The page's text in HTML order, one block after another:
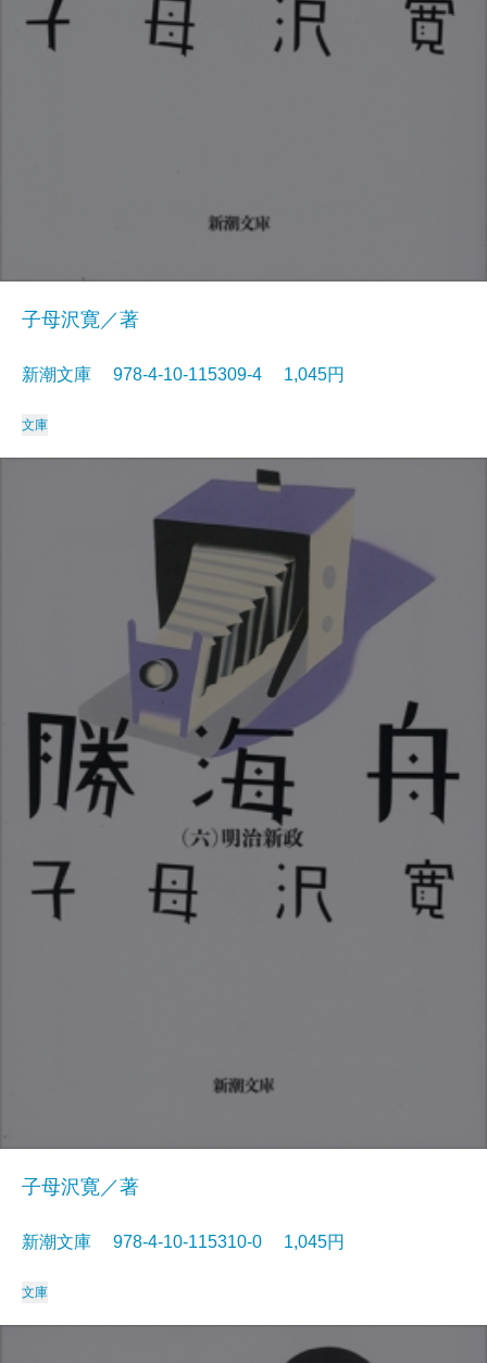
子母沢寛／著
新潮文庫 978-4-10-115309-4 1,045円
文庫
子母沢寛／著
新潮文庫 978-4-10-115310-0 1,045円
文庫